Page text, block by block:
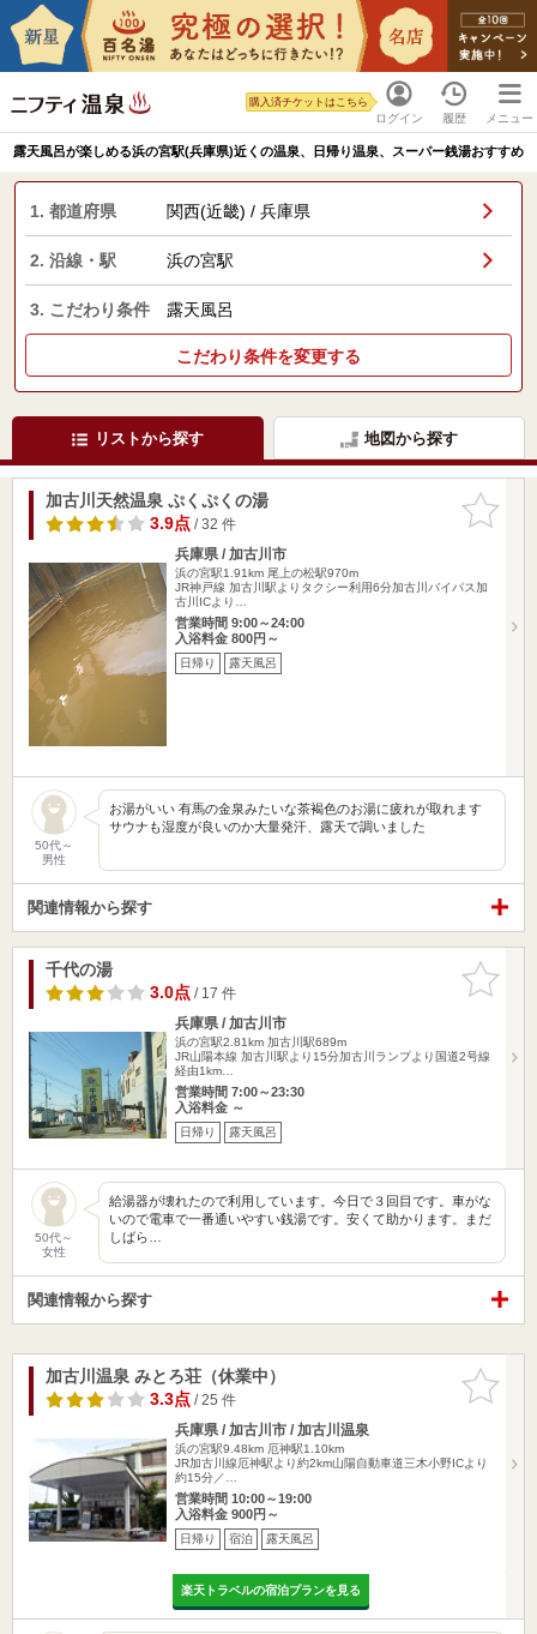
ログイン
購入済チケットはこちら
履歴 メニュー
露天風呂が楽しめる浜の宮駅(兵庫県)近くの温泉、日帰り温泉、スーパー銭湯おすすめ
1. 都道府県 関西(近畿) / 兵庫県
2. 沿線・駅 浜の宮駅
3. こだわり条件 露天風呂
こだわり条件を変更する
リストから探す 地図から探す
お気に入
りに追加
加古川天然温泉 ぷくぷくの湯
3.9点/ 32 件
兵庫県 / 加古川市
浜の宮駅1.91km 尾上の松駅970m
JR神戸線 加古川駅よりタクシー利用6分加古川バイパス加
古川ICより…
営業時間 9:00～24:00
入浴料金 800円～
日帰り 露天風呂
50代～
男性
お湯がいい 有馬の金泉みたいな茶褐色のお湯に疲れが取れます
サウナも湿度が良いのか大量発汗、露天で調いました
関連情報から探す
お気に入
りに追加
千代の湯
3.0点/ 17 件
兵庫県 / 加古川市
浜の宮駅2.81km 加古川駅689m
JR山陽本線 加古川駅より15分加古川ランプより国道2号線
経由1km…
営業時間 7:00～23:30
入浴料金 ～
日帰り 露天風呂
50代～
女性
給湯器が壊れたので利用しています。今日で３回目です。車がな
いので電車で一番通いやすい銭湯です。安くて助かります。まだ
しばら…
関連情報から探す
お気に入
りに追加
加古川温泉 みとろ荘（休業中）
3.3点/ 25 件
兵庫県 / 加古川市 / 加古川温泉
浜の宮駅9.48km 厄神駅1.10km
JR加古川線厄神駅より約2km山陽自動車道三木小野ICより
約15分／…
営業時間 10:00～19:00
入浴料金 900円～
日帰り 宿泊 露天風呂
楽天トラベルの宿泊プランを見る